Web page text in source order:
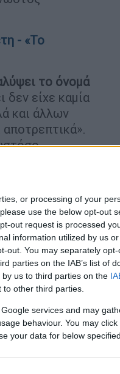
or processing of your
use the below opt-out
out request is processed
information utilized by us
out. You may separately
parties on the IAB’s list of
us to third parties on the
other third parties.
services and may
behaviour. You may
your data for below
- «Το
το όνομά
δεν είχε καμία
και άλλων
το θέμα και
πω».
στην
πριν καν
Και το λέω
και
ονόματα των
ούτε την
για
αλλά και
ολόκληρη και ο